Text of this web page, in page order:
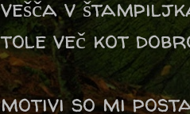
vešča v
tole več kot
motivi so mi